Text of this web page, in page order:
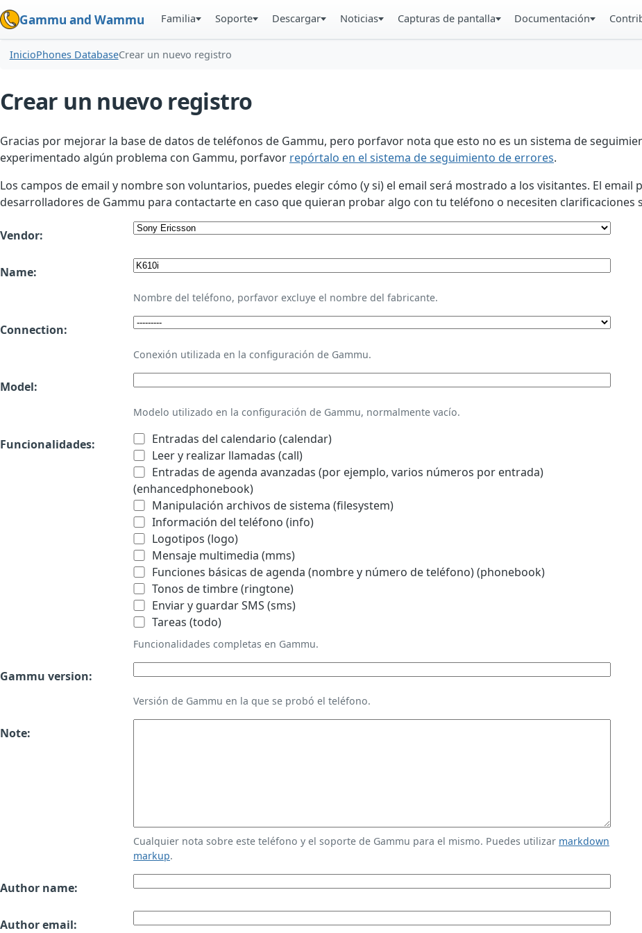
Gammu and Wammu Familia Soporte Descargar Noticias Capturas de pantalla Documentación
InicioPhones DatabaseCrear un nuevo registro
Crear un nuevo registro
Gracias por mejorar la base de datos de teléfonos de Gammu, pero porfavor nota que esto no es un sistema de
experimentado algún problema con Gammu, porfavor repórtalo en el sistema de seguimiento de errores.
Los campos de email y nombre son voluntarios, puedes elegir cómo (y si) el email será mostrado a los visitantes. El email
desarrolladores de Gammu para contactarte en caso que quieran probar algo con tu teléfono o necesiten clarificaciones
Vendor:
Name:
Nombre del teléfono, porfavor excluye el nombre del fabricante.
Connection:
Conexión utilizada en la configuración de Gammu.
Model:
Modelo utilizado en la configuración de Gammu, normalmente vacío.
Funcionalidades:
Entradas del calendario (calendar)
Leer y realizar llamadas (call)
Entradas de agenda avanzadas (por ejemplo, varios números por entrada)
(enhancedphonebook)
Manipulación archivos de sistema (filesystem)
Información del teléfono (info)
Logotipos (logo)
Mensaje multimedia (mms)
Funciones básicas de agenda (nombre y número de teléfono) (phonebook)
Tonos de timbre (ringtone)
Enviar y guardar SMS (sms)
Tareas (todo)
Funcionalidades completas en Gammu.
Gammu version:
Versión de Gammu en la que se probó el teléfono.
Note:
Cualquier nota sobre este teléfono y el soporte de Gammu para el mismo. Puedes utilizar markdown
markup.
Author name:
Author email: